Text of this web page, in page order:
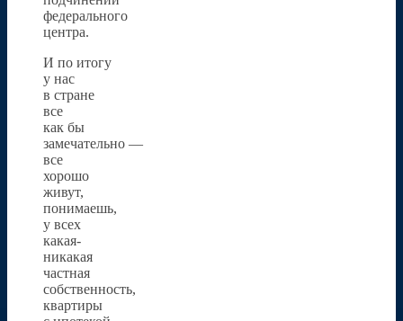
федерального
центра.
И по итогу
у нас
в стране
все
как бы
замечательно —
все
хорошо
живут,
понимаешь,
у всех
какая-
никакая
частная
собственность,
квартиры